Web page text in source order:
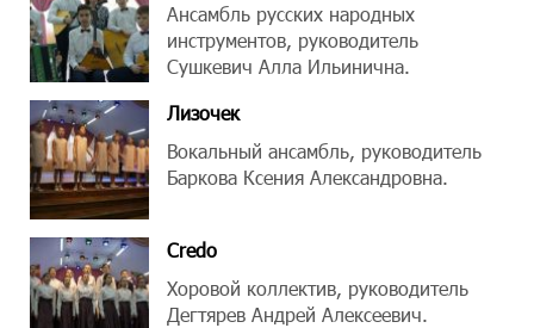
Ансамбль русских народных
инструментов, руководитель
Сушкевич Алла Ильинична.
Лизочек
Вокальный ансамбль, руководитель
Баркова Ксения Александровна.
Credo
Хоровой коллектив, руководитель
Дегтярев Андрей Алексеевич.